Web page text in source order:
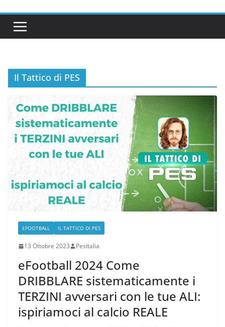
Il Tattico di PES
EFOOTBALL IL TATTICO DI PES
13 Ottobre 2023 Pesitalia
eFootball 2024 Come
DRIBBLARE sistematicamente i
TERZINI avversari con le tue ALI:
ispiriamoci al calcio REALE